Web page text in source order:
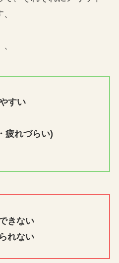
すい
疲れづらい)
きない
れない